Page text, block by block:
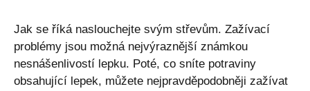
Jak se říká naslouchejte svým střevům. Zažívací
problémy jsou možná nejvýraznější známkou
nesnášenlivostí lepku. Poté, co sníte potraviny
obsahující lepek, můžete nejpravděpodobněji zažívat